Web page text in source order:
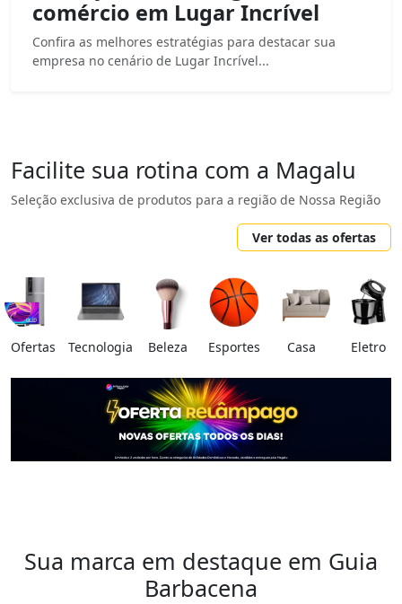
comércio em Lugar Incrível
Confira as melhores estratégias para destacar sua
empresa no cenário de Lugar Incrível...
Facilite sua rotina com a Magalu
Seleção exclusiva de produtos para a região de Nossa Região
Ver todas as ofertas
Ofertas Tecnologia Beleza Esportes Casa Eletro
Sua marca em destaque em Guia
Barbacena